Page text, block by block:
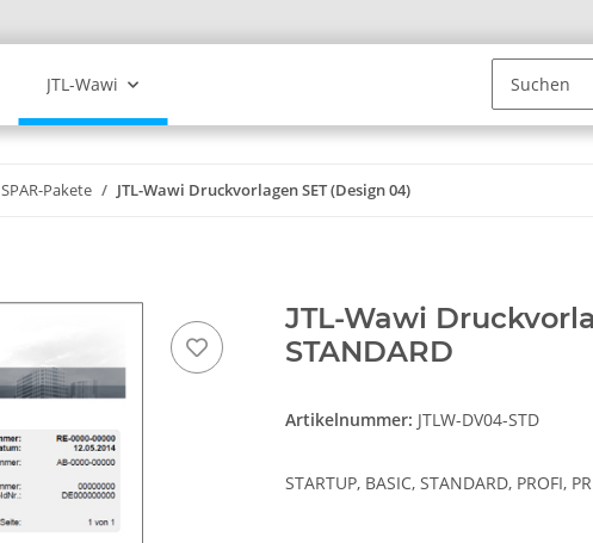
JTL-Wawi
SPAR-Pakete JTL-Wawi Druckvorlagen SET (Design 04)
JTL-Wawi
STANDARD
Artikelnummer: JTLW-DV04-STD
STARTUP, BASIC, STANDARD, PROFI,